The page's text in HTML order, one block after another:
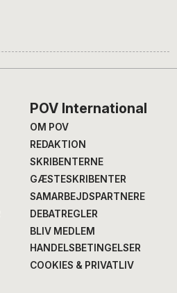
POV International
OM POV
REDAKTION
SKRIBENTERNE
GÆSTESKRIBENTER
SAMARBEJDSPARTNERE
DEBATREGLER
BLIV MEDLEM
HANDELSBETINGELSER
COOKIES & PRIVATLIV